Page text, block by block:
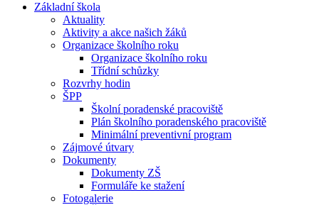
Základní škola
Aktuality
Aktivity a akce našich žáků
Organizace školního roku
Organizace školního roku
Třídní schůzky
Rozvrhy hodin
ŠPP
Školní poradenské pracoviště
Plán školního poradenského pracoviště
Minimální preventivní program
Zájmové útvary
Dokumenty
Dokumenty ZŠ
Formuláře ke stažení
Fotogalerie